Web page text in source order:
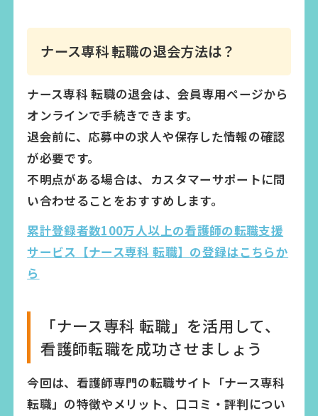
ナース専科 転職の退会方法は？
ナース専科 転職の退会は、会員専用ページから
オンラインで手続きできます。
退会前に、応募中の求人や保存した情報の確認
が必要です。
不明点がある場合は、カスタマーサポートに問
い合わせることをおすすめします。
累計登録者数100万人以上の看護師の転職支援
サービス【ナース専科 転職】の登録はこちらか
ら
「ナース専科 転職」を活用して、
看護師転職を成功させましょう
今回は、看護師専門の転職サイト「ナース専科
転職」の特徴やメリット、口コミ・評判につい